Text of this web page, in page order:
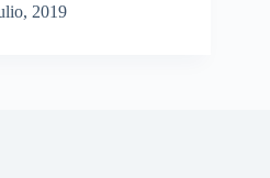
2019